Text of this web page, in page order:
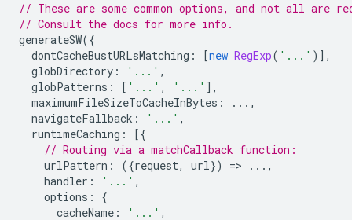
// These are some common options, and not all are
// Consult the docs for more info.
generateSW({
dontCacheBustURLsMatching : [new RegExp( '...' )],
globDirectory : '...' ,
globPatterns : [ '...' , '...' ],
maximumFileSizeToCacheInBytes :
...,
navigateFallback : '...' ,
runtimeCaching :
[{
// Routing via a matchCallback function:
urlPattern : ({request, url}) =>
...,
handler : '...' ,
options :
{
cacheName : '...' ,